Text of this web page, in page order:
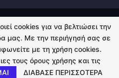
ΕΠΙΚΟΙΝΩΝΙΑ
All Rights Reserved.
cookies για να βελτιώσει την
μας. Με την περιήγησή σας σε
με τη χρήση cookies.
τους όρους χρήσης και τις
ΔΙΑΒΑΣΕ ΠΕΡΙΣΣΟΤΕΡΑ